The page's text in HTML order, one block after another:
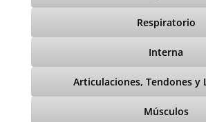
Respiratorio
Interna
Articulaciones, Tendones y
Músculos